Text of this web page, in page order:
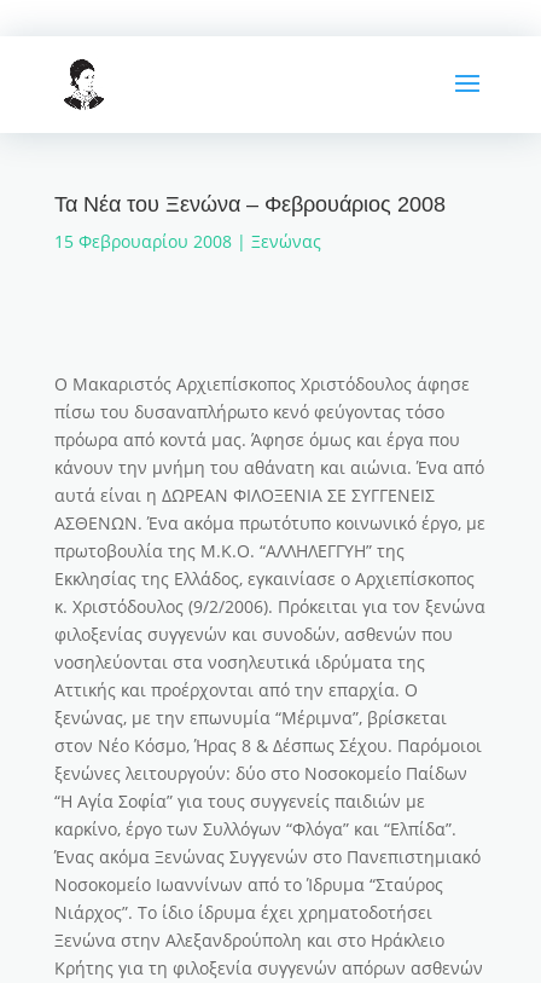
Τα Νέα του Ξενώνα – Φεβρουάριος 2008
15 Φεβρουαρίου 2008| Ξενώνας
Ο Μακαριστός Αρχιεπίσκοπος Χριστόδουλος άφησε
πίσω του δυσαναπλήρωτο κενό φεύγοντας τόσο
πρόωρα από κοντά μας. Άφησε όμως και έργα που
κάνουν την μνήμη του αθάνατη και αιώνια. Ένα από
αυτά είναι η ΔΩΡΕΑΝ ΦΙΛΟΞΕΝΙΑ ΣΕ ΣΥΓΓΕΝΕΙΣ
ΑΣΘΕΝΩΝ. Ένα ακόμα πρωτότυπο κοινωνικό έργο, με
πρωτοβουλία της Μ.Κ.Ο. “ΑΛΛΗΛΕΓΓΥΗ” της
Εκκλησίας της Ελλάδος, εγκαινίασε ο Αρχιεπίσκοπος
κ. Χριστόδουλος (9/2/2006). Πρόκειται για τον ξενώνα
φιλοξενίας συγγενών και συνοδών, ασθενών που
νοσηλεύονται στα νοσηλευτικά ιδρύματα της
Αττικής και προέρχονται από την επαρχία. Ο
ξενώνας, με την επωνυμία “Μέριμνα”, βρίσκεται
στον Νέο Κόσμο, Ήρας 8 & Δέσπως Σέχου. Παρόμοιοι
ξενώνες λειτουργούν: δύο στο Νοσοκομείο Παίδων
“Η Αγία Σοφία” για τους συγγενείς παιδιών με
καρκίνο, έργο των Συλλόγων “Φλόγα” και “Ελπίδα”.
Ένας ακόμα Ξενώνας Συγγενών στο Πανεπιστημιακό
Νοσοκομείο Ιωαννίνων από το Ίδρυμα “Σταύρος
Νιάρχος”. Το ίδιο ίδρυμα έχει χρηματοδοτήσει
Ξενώνα στην Αλεξανδρούπολη και στο Ηράκλειο
Κρήτης για τη φιλοξενία συγγενών απόρων ασθενών